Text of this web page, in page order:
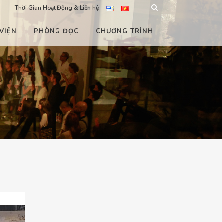
Thời Gian Hoạt Động & Liên hệ
PHÒNG ĐỌC CHƯƠNG TRÌNH